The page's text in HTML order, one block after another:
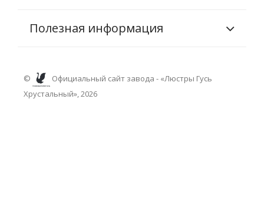
Полезная информация
©
Официальный сайт завода - «Люстры Гусь
Хрустальный», 2026